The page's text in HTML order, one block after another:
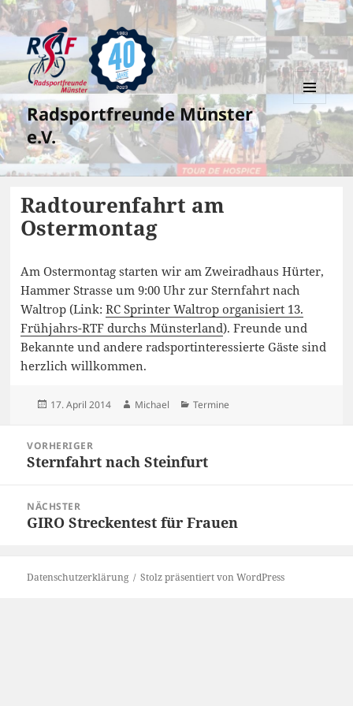
Radsportfreunde Münster
e.V.
MENÜ
UND
WIDGETS
Radtourenfahrt am
Ostermontag
Am Ostermontag starten wir am Zweiradhaus Hürter,
Hammer Strasse um 9:00 Uhr zur Sternfahrt nach
Waltrop (Link:RC Sprinter Waltrop organisiert 13.
Frühjahrs-RTF durchs Münsterland). Freunde und
Bekannte und andere radsportinteressierte Gäste sind
herzlich willkommen.
Veröffentlicht
17. April 2014 Autor
Michael Kategorien
Termine
VORHERIGER
Vorheriger
Sternfahrt nach Steinfurt
NÄCHSTER
Nächster
GIRO Streckentest für Frauen
Datenschutzerklärung Stolz präsentiert von WordPress